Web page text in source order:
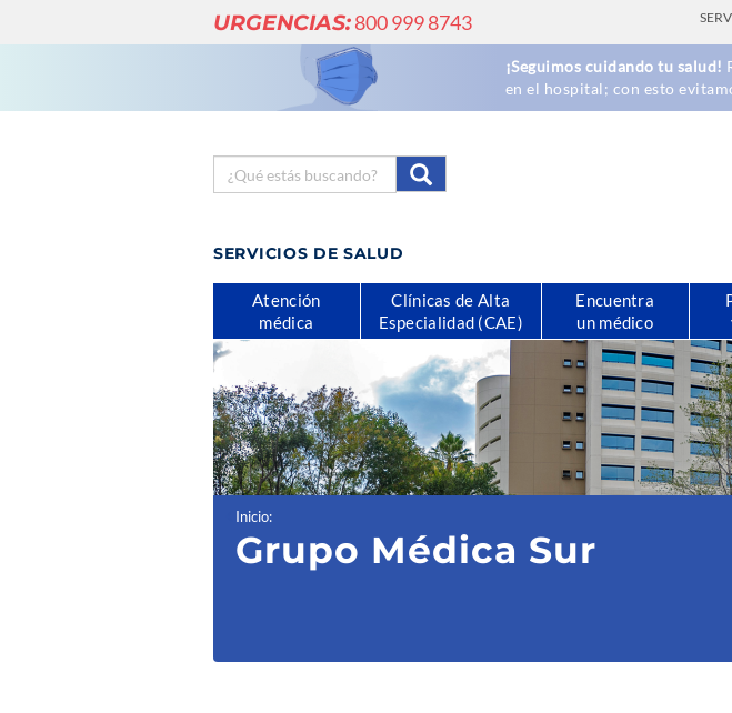
URGENCIAS:800 999 8743
¡Seguimos cuidando tu salud!
en el hospital; con esto
SERVICIOS DE SALUD
Atención
médica
Clínicas de Alta
Especialidad (CAE)
Encuentra
un médico
Inicio:
Grupo Médica Sur